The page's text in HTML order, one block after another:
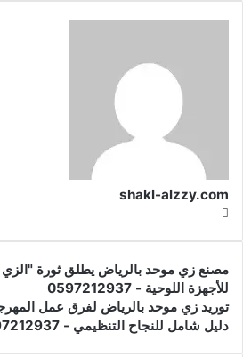
shakl-alzzy.com
مصنع زي موحد بالرياض يطلق ثورة
للأجهزة اللوحية - 0597212937
توريد زي موحد بالرياض لفرق عمل
دليل شامل للنجاح التنظيمي - 0597212937